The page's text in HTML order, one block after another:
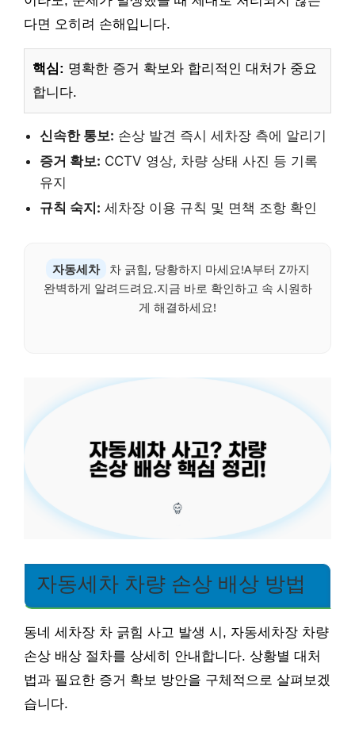
다면 오히려 손해입니다.
핵심: 명확한 증거 확보와 합리적인 대처가 중요
합니다.
신속한 통보: 손상 발견 즉시 세차장 측에 알리기
증거 확보: CCTV 영상, 차량 상태 사진 등 기록
유지
규칙 숙지: 세차장 이용 규칙 및 면책 조항 확인
자동세차
차 긁힘, 당황하지 마세요!A부터 Z까지
완벽하게 알려드려요.지금 바로 확인하고 속 시원하
게 해결하세요!
자동세차 차량 손상 배상 방법
동네 세차장 차 긁힘 사고 발생 시, 자동세차장 차량
손상 배상 절차를 상세히 안내합니다. 상황별 대처
법과 필요한 증거 확보 방안을 구체적으로 살펴보겠
습니다.